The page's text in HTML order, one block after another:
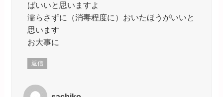
ばいいと思いますよ
濡らさずに（消毒程度に）おいたほうがいいと
思います
お大事に
返信